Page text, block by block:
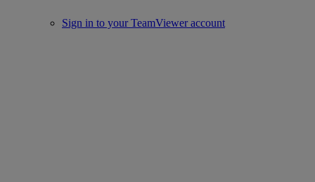
Sign in to your TeamViewer account